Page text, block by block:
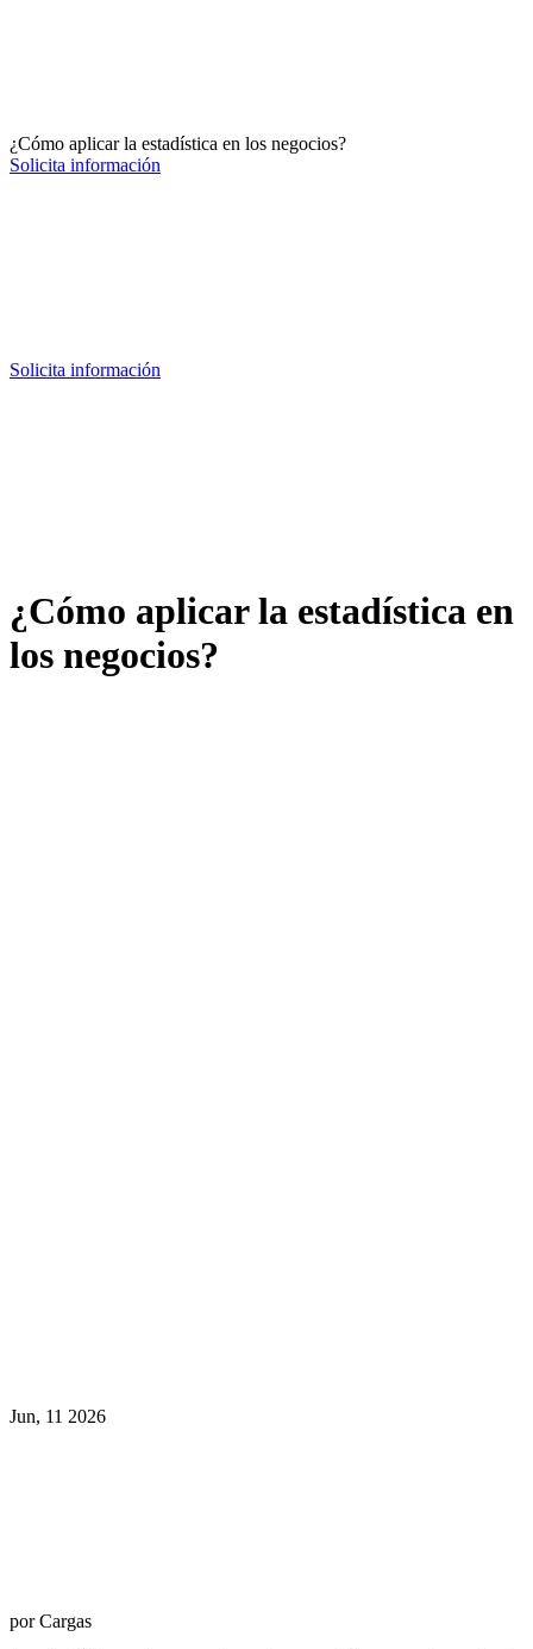
¿Cómo aplicar la estadística en los negocios?
Solicita información
Solicita información
¿Cómo aplicar la estadística en
los negocios?
Jun, 11 2026
por Cargas